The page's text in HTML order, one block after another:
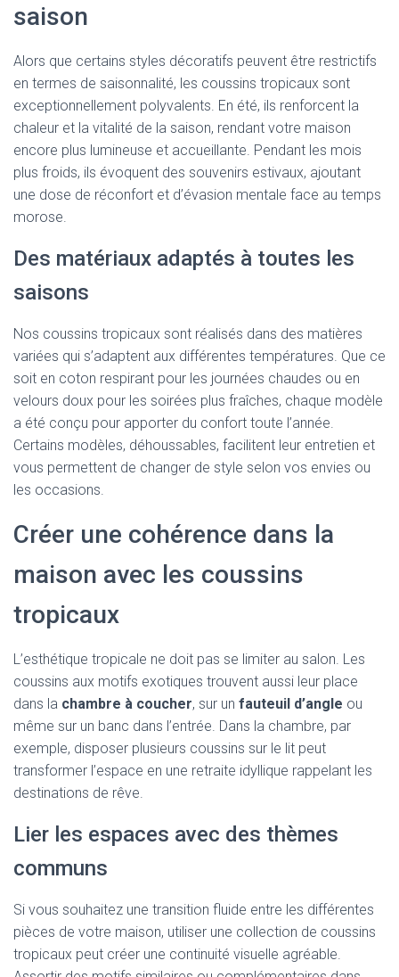
saison
Alors que certains styles décoratifs peuvent être restrictifs
en termes de saisonnalité, les coussins tropicaux sont
exceptionnellement polyvalents. En été, ils renforcent la
chaleur et la vitalité de la saison, rendant votre maison
encore plus lumineuse et accueillante. Pendant les mois
plus froids, ils évoquent des souvenirs estivaux, ajoutant
une dose de réconfort et d’évasion mentale face au temps
morose.
Des matériaux adaptés à toutes les
saisons
Nos coussins tropicaux sont réalisés dans des matières
variées qui s’adaptent aux différentes températures. Que ce
soit en coton respirant pour les journées chaudes ou en
velours doux pour les soirées plus fraîches, chaque modèle
a été conçu pour apporter du confort toute l’année.
Certains modèles, déhoussables, facilitent leur entretien et
vous permettent de changer de style selon vos envies ou
les occasions.
Créer une cohérence dans la
maison avec les coussins
tropicaux
L’esthétique tropicale ne doit pas se limiter au salon. Les
coussins aux motifs exotiques trouvent aussi leur place
dans la chambre à coucher, sur un fauteuil d’angle ou
même sur un banc dans l’entrée. Dans la chambre, par
exemple, disposer plusieurs coussins sur le lit peut
transformer l’espace en une retraite idyllique rappelant les
destinations de rêve.
Lier les espaces avec des thèmes
communs
Si vous souhaitez une transition fluide entre les différentes
pièces de votre maison, utiliser une collection de coussins
tropicaux peut créer une continuité visuelle agréable.